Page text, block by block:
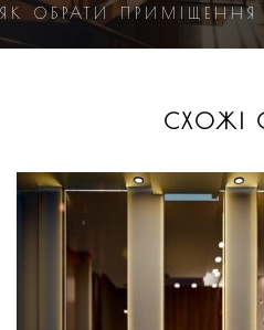
ЯК ОБРАТИ ПРИМІЩЕННЯ ДЛЯ РЕСТОРАНУ
СХОЖІ